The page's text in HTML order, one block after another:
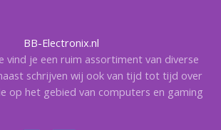
BB-Electronix.nl
vind je een ruim assortiment van diverse
schrijven wij ook van tijd tot tijd over
op het gebied van computers en gaming